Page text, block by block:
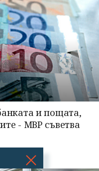
и пощата,
- МВР съветва